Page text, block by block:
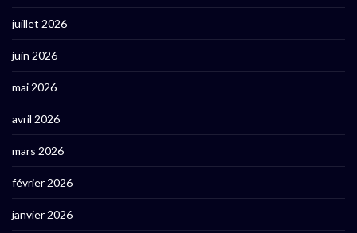
juillet 2026
juin 2026
mai 2026
avril 2026
mars 2026
février 2026
janvier 2026